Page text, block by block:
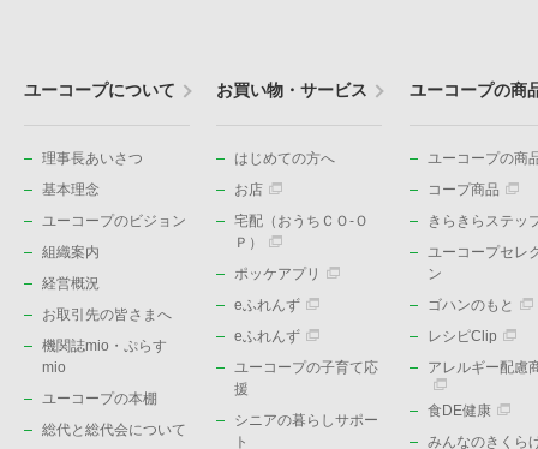
ユーコープについて
理事長あいさつ
基本理念
ユーコープのビジョン
組織案内
経営概況
お取引先の皆さまへ
機関誌mio・ぷらす
mio
ユーコープの本棚
総代と総代会について
お買い物・サービス
はじめての方へ
お店
宅配（おうちＣＯ-Ｏ
Ｐ）
ポッケアプリ
eふれんず
eふれんず
ユーコープの子育て応
援
シニアの暮らしサポー
ト
ユーコープの商
ユーコープの商
コープ商品
きらきらステッ
ユーコープセレ
ン
ゴハンのもと
レシピClip
アレルギー配慮
食DE健康
みんなのきくら